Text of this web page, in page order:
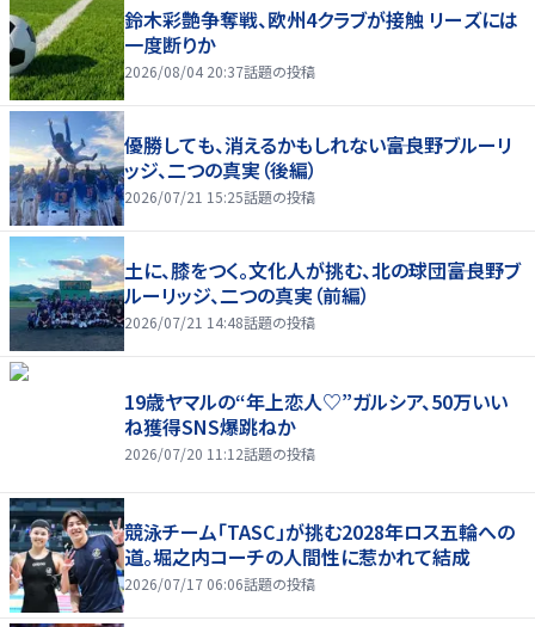
鈴木彩艶争奪戦、欧州4クラブが接触 リーズには
一度断りか
2026/08/04 20:37話題の投稿
優勝しても、消えるかもしれない――富良野ブルーリ
ッジ、二つの真実（後編）
2026/07/21 15:25話題の投稿
土に、膝をつく。文化人が挑む、北の球団――富良野ブ
ルーリッジ、二つの真実（前編）
2026/07/21 14:48話題の投稿
19歳ヤマルの“年上恋人♡”ガルシア、50万いい
ね獲得SNS爆跳ねか
2026/07/20 11:12話題の投稿
競泳チーム「TASC」が挑む2028年ロス五輪への
道。堀之内コーチの人間性に惹かれて結成
2026/07/17 06:06話題の投稿